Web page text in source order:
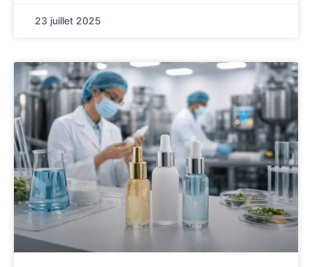
23 juillet 2025